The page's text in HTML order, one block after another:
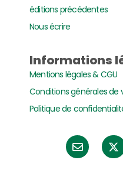
éditions précédentes
Nous écrire
Informations
Mentions légales & CGU
Conditions générales de
Politique de